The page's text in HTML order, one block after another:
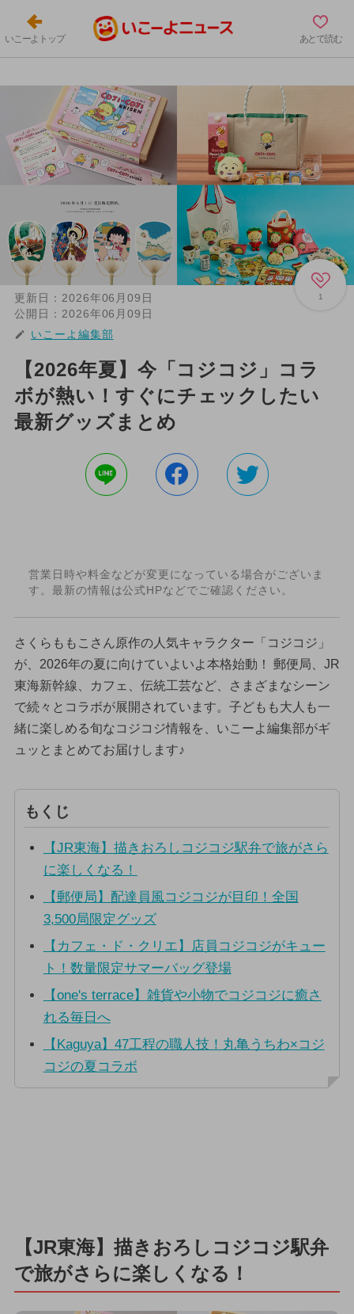
いこーよトップ あとで読む
1
更新日： 2026年06月09日
公開日： 2026年06月09日
いこーよ編集部
【2026年夏】今「コジコジ」コラ
ボが熱い！すぐにチェックしたい
最新グッズまとめ
営業日時や料金などが変更になっている場合がございま
す。最新の情報は公式HPなどでご確認ください。
さくらももこさん原作の人気キャラクター「コジコジ」
が、2026年の夏に向けていよいよ本格始動！ 郵便局、JR
東海新幹線、カフェ、伝統工芸など、さまざまなシーン
で続々とコラボが展開されています。子どもも大人も一
緒に楽しめる旬なコジコジ情報を、いこーよ編集部がギ
ュッとまとめてお届けします♪
もくじ
【JR東海】描きおろしコジコジ駅弁で旅がさら
に楽しくなる！
【郵便局】配達員風コジコジが目印！全国
3,500局限定グッズ
【カフェ・ド・クリエ】店員コジコジがキュー
ト！数量限定サマーバッグ登場
【one's terrace】雑貨や小物でコジコジに癒さ
れる毎日へ
【Kaguya】47工程の職人技！丸亀うちわ×コジ
コジの夏コラボ
【JR東海】描きおろしコジコジ駅弁
で旅がさらに楽しくなる！